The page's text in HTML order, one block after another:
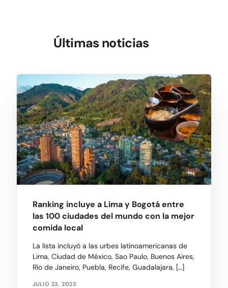
Últimas noticias
Ranking incluye a Lima y Bogotá entre
las 100 ciudades del mundo con la mejor
comida local
La lista incluyó a las urbes latinoamericanas de
Lima, Ciudad de México, Sao Paulo, Buenos Aires,
Río de Janeiro, Puebla, Recife, Guadalajara, […]
JULIO 23, 2023